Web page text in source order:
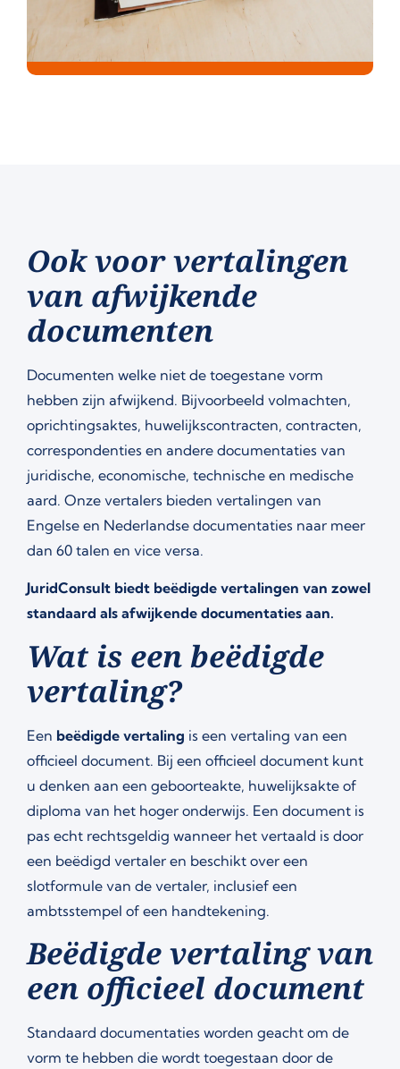
Ook voor vertalingen
van afwijkende
documenten
Documenten welke niet de toegestane vorm
hebben zijn afwijkend. Bijvoorbeeld volmachten,
oprichtingsaktes, huwelijkscontracten, contracten,
correspondenties en andere documentaties van
juridische, economische, technische en medische
aard. Onze vertalers bieden vertalingen van
Engelse en Nederlandse documentaties naar meer
dan 60 talen en vice versa.
JuridConsult biedt beëdigde vertalingen van zowel
standaard als afwijkende documentaties aan.
Wat is een beëdigde
vertaling?
Een beëdigde vertaling is een vertaling van een
officieel document. Bij een officieel document kunt
u denken aan een geboorteakte, huwelijksakte of
diploma van het hoger onderwijs. Een document is
pas echt rechtsgeldig wanneer het vertaald is door
een beëdigd vertaler en beschikt over een
slotformule van de vertaler, inclusief een
ambtsstempel of een handtekening.
Beëdigde vertaling van
een officieel document
Standaard documentaties worden geacht om de
vorm te hebben die wordt toegestaan door de